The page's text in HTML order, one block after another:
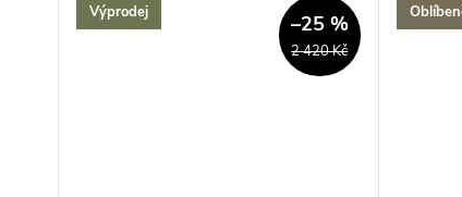
Výprodej
2 420 Kč
–25 %